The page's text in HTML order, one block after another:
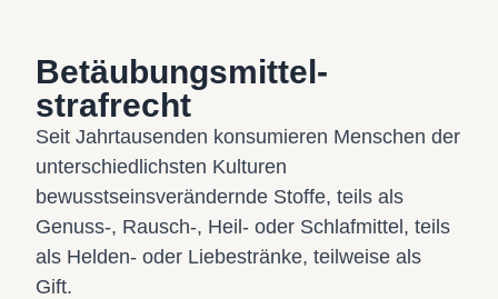
Betäubungsmittel-
strafrecht
Seit Jahrtausenden konsumieren Menschen der
unterschiedlichsten Kulturen
bewusstseinsverändernde Stoffe, teils als
Genuss-, Rausch-, Heil- oder Schlafmittel, teils
als Helden- oder Liebestränke, teilweise als
Gift.